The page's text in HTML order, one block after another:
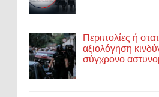
Περιπολίες ή
αξιολόγηση
σύγχρονο